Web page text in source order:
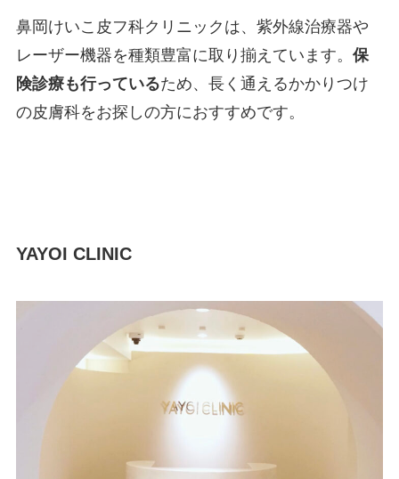
鼻岡けいこ皮フ科クリニックは、紫外線治療器や
レーザー機器を種類豊富に取り揃えています。 保
険診療も行っているため、長く通えるかかりつけ
の皮膚科をお探しの方におすすめです。
YAYOI CLINIC